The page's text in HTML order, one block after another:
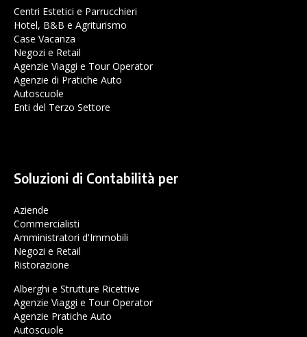
Centri Estetici e Parrucchieri
Hotel, B&B e Agriturismo
Case Vacanza
Negozi e Retail
Agenzie Viaggi e Tour Operator
Agenzie di Pratiche Auto
Autoscuole
Enti del Terzo Settore
Soluzioni di Contabilità per
Aziende
Commercialisti
Amministratori d'Immobili
Negozi e Retail
Ristorazione
Alberghi e Strutture Ricettive
Agenzie Viaggi e Tour Operator
Agenzie Pratiche Auto
Autoscuole